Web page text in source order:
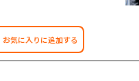
お気に入りに追加する